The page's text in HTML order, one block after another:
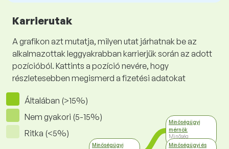
Karrierutak
A grafikon azt mutatja, milyen utat járhatnak be az
alkalmazottak leggyakrabban karrierjük során az adott
pozícióból. Kattints a pozíció nevére, hogy
részletesebben megismerd a fizetési adatokat
Általában (>15%)
Nem gyakori (5-15%)
Ritka (<5%)
Minőségügyi
Minőségügyi
mérnök
Minőség
menedzsment
Minőségügyi és